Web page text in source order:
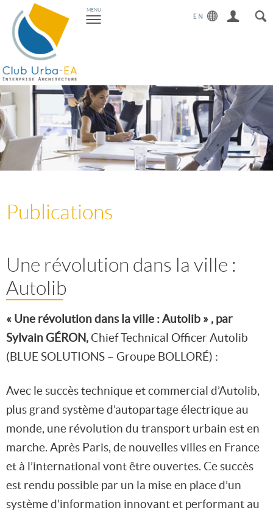
Toggle
navigation
MENU
Publications
Une révolution dans la ville :
Autolib
« Une révolution dans la ville : Autolib » , par
Sylvain GÉRON, Chief Technical Officer Autolib
(BLUE SOLUTIONS – Groupe BOLLORÉ) :
Avec le succès technique et commercial d’Autolib,
plus grand système d’autopartage électrique au
monde, une révolution du transport urbain est en
marche. Après Paris, de nouvelles villes en France
et à l’international vont être ouvertes. Ce succès
est rendu possible par un la mise en place d’un
système d’information innovant et performant au